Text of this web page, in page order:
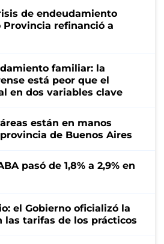
de endeudamiento
refinanció a
familiar: la
está peor que el
en dos variables clave
están en manos
de Buenos Aires
pasó de 1,8% a 2,9% en
el Gobierno oficializó la
las tarifas de los prácticos